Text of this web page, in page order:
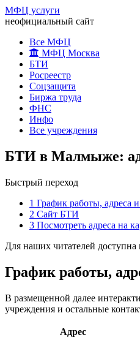
МФЦ услуги
неофициальный сайт
Все МФЦ
МФЦ Москва
БТИ
Росреестр
Соцзащита
Биржа труда
ФНС
Инфо
Все учреждения
БТИ в Малмыже:
Быстрый переход
1 График работы,
2 Сайт БТИ
3 Посмотреть адреса на
Для наших читателей
График работы,
В размещенной далее
учреждения и остальные
Адрес